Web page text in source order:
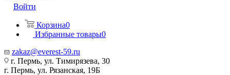
Войти
Корзина0
Избранные товары0
zakaz@everest-59.ru
г. Пермь, ул. Тимирязева, 30
г. Пермь, ул. Рязанская, 19Б